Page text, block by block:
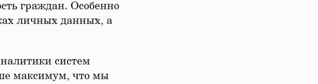
граждан. Особенно
личных данных, а
систем
максимум, что мы